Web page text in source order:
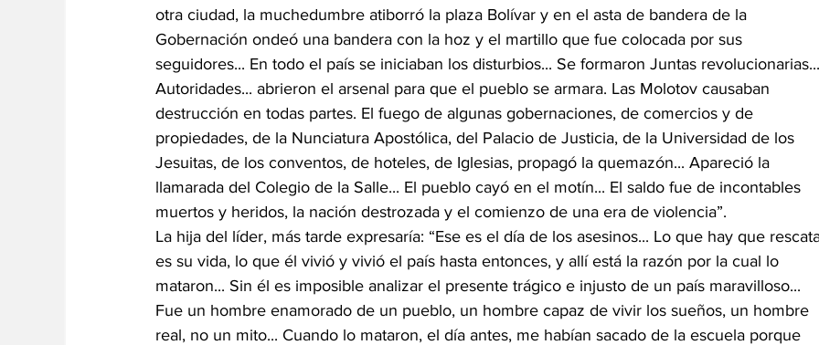
otra ciudad, la muchedumbre atiborró la plaza Bolívar y en el asta de bandera de la
Gobernación ondeó una bandera con la hoz y el martillo que fue colocada por sus
seguidores... En todo el país se iniciaban los disturbios... Se formaron Juntas
Autoridades... abrieron el arsenal para que el pueblo se armara. Las Molotov causaban
destrucción en todas partes. El fuego de algunas gobernaciones, de comercios y de
propiedades, de la Nunciatura Apostólica, del Palacio de Justicia, de la Universidad de los
Jesuitas, de los conventos, de hoteles, de Iglesias, propagó la quemazón... Apareció la
llamarada del Colegio de la Salle... El pueblo cayó en el motín... El saldo fue de incontables
muertos y heridos, la nación destrozada y el comienzo de una era de violencia”.
La hija del líder, más tarde expresaría: “Ese es el día de los asesinos... Lo que hay que
es su vida, lo que él vivió y vivió el país hasta entonces, y allí está la razón por la cual lo
mataron... Sin él es imposible analizar el presente trágico e injusto de un país maravilloso...
Fue un hombre enamorado de un pueblo, un hombre capaz de vivir los sueños, un hombre
real, no un mito... Cuando lo mataron, el día antes, me habían sacado de la escuela porque